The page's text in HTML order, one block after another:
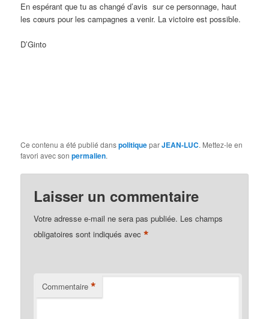
En espérant que tu as changé d’avis sur ce personnage, haut
les cœurs pour les campagnes a venir. La victoire est possible.
D’Ginto
Ce contenu a été publié danspolitiqueparJEAN-LUC. Mettez-le en
favori avec sonpermalien.
Laisser un commentaire
Votre adresse e-mail ne sera pas publiée. Les champs
obligatoires sont indiqués avec*
Commentaire *